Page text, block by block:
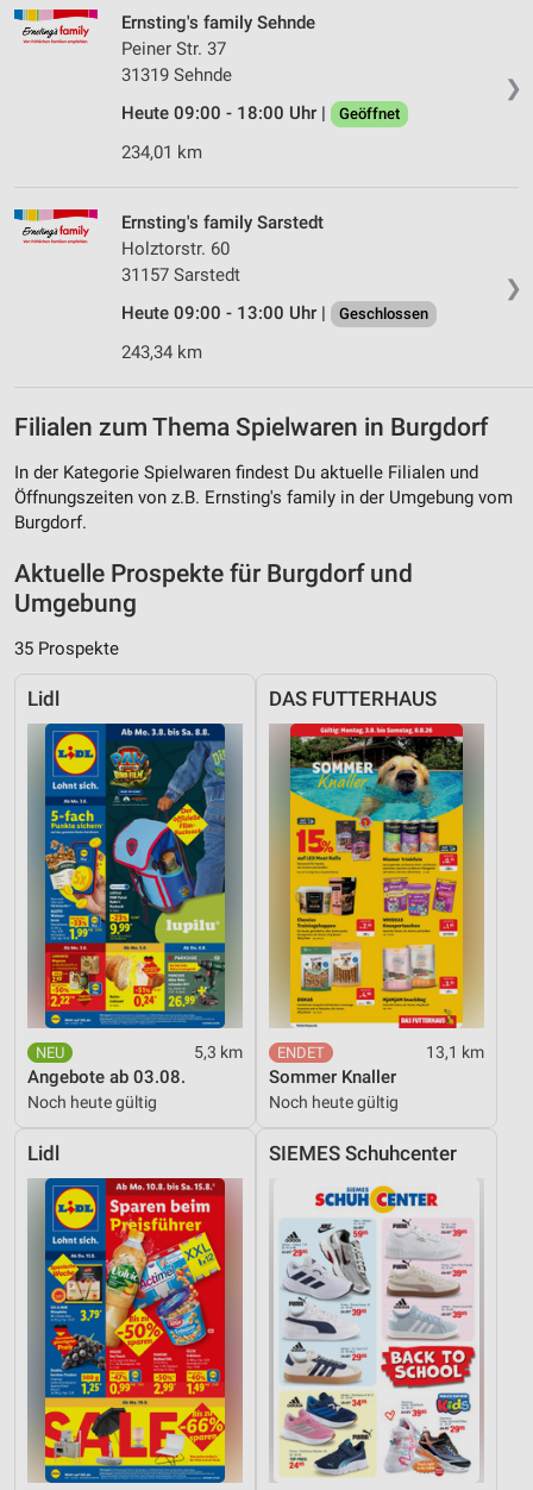
❯
Ernsting's family Sehnde
Peiner Str. 37
31319 Sehnde
Heute 09:00 - 18:00 Uhr |
Geöffnet
234,01 km
❯
Ernsting's family Sarstedt
Holztorstr. 60
31157 Sarstedt
Heute 09:00 - 13:00 Uhr |
Geschlossen
243,34 km
Filialen zum Thema Spielwaren in Burgdorf
In der Kategorie Spielwaren findest Du aktuelle Filialen und
Öffnungszeiten von z.B. Ernsting's family in der Umgebung vom
Burgdorf.
Aktuelle Prospekte für Burgdorf und
Umgebung
35 Prospekte
Lidl
5,3 km
Angebote ab 03.08.
Noch heute gültig
DAS FUTTERHAUS
13,1 km
Sommer Knaller
Noch heute gültig
Lidl SIEMES Schuhcenter